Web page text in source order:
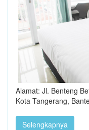
Alamat: Jl. Benteng
Kota Tangerang,
Selengkapnya